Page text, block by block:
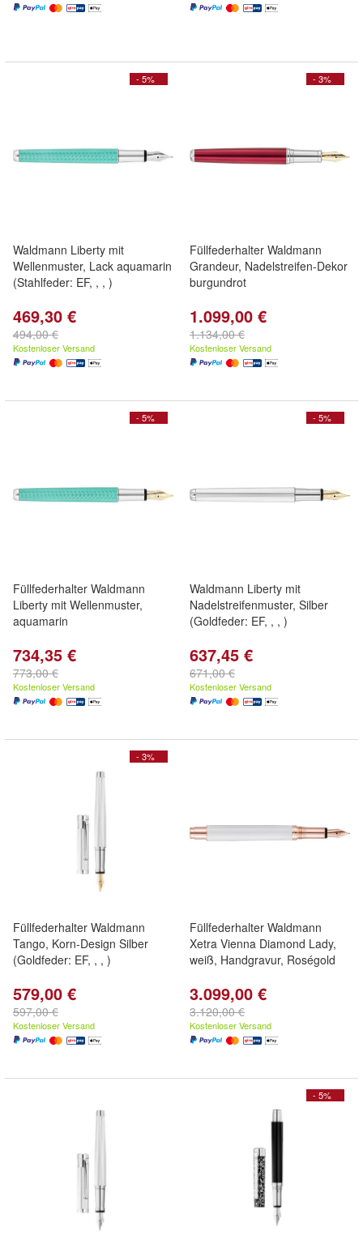
- 5%
Waldmann Liberty mit
Wellenmuster, Lack aquamarin
(Stahlfeder: EF, , , )
469,30 €
494,00 €
Kostenloser Versand
- 3%
Füllfederhalter Waldmann
Grandeur, Nadelstreifen-Dekor
burgundrot
1.099,00 €
1.134,00 €
Kostenloser Versand
- 5%
Füllfederhalter Waldmann
Liberty mit Wellenmuster,
aquamarin
734,35 €
773,00 €
Kostenloser Versand
- 5%
Waldmann Liberty mit
Nadelstreifenmuster, Silber
(Goldfeder: EF, , , )
637,45 €
671,00 €
Kostenloser Versand
- 3%
Füllfederhalter Waldmann
Tango, Korn-Design Silber
(Goldfeder: EF, , , )
579,00 €
597,00 €
Kostenloser Versand
Füllfederhalter Waldmann
Xetra Vienna Diamond Lady,
weiß, Handgravur, Roségold
3.099,00 €
3.120,00 €
Kostenloser Versand
- 5%